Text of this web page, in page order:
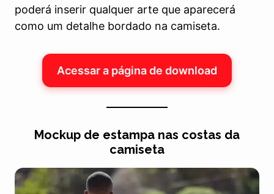
poderá inserir qualquer arte que aparecerá
como um detalhe bordado na camiseta.
Acessar a página de download
Mockup de estampa nas costas da
camiseta